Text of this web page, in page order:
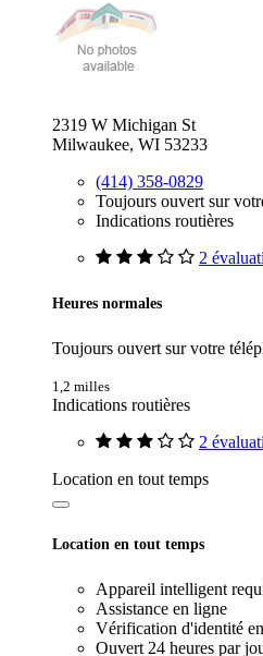
2319 W Michigan St
Milwaukee, WI 53233
(414) 358-0829
Toujours ouvert sur
Indications routières
2
Heures normales
Toujours ouvert sur votre
1,2 milles
Indications routières
2
Location en tout temps
Location en tout temps
Appareil intelligent
Assistance en ligne
Vérification d'identité
Ouvert 24 heures par